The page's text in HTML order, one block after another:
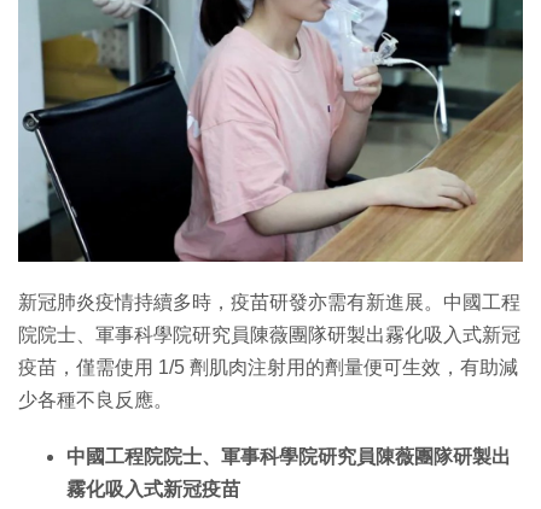
生成式AI與雲端應用
Enterprise Digital Transformation
特集
新冠肺炎疫情持續多時，疫苗研發亦需有新進展。中國工程
院院士、軍事科學院研究員陳薇團隊研製出霧化吸入式新冠
疫苗，僅需使用 1/5 劑肌肉注射用的劑量便可生效，有助減
少各種不良反應。
中國工程院院士、軍事科學院研究員陳薇團隊研製出
霧化吸入式新冠疫苗